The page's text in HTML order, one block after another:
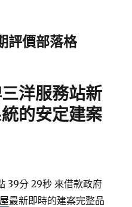
評價部落格
洋服務站新
的安定建案
39分 29秒 來借款政府
最新即時的建案完整品